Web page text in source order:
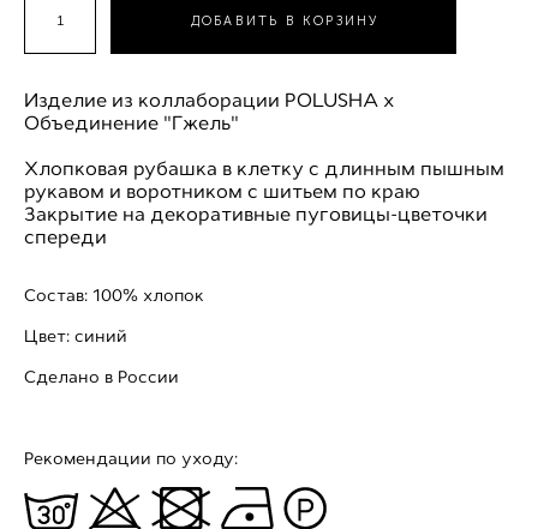
ДОБАВИТЬ В КОРЗИНУ
Изделие из коллаборации POLUSHA x
Объединение "Гжель"
Хлопковая рубашка в клетку с длинным пышным
рукавом и воротником с шитьем по краю
Закрытие на декоративные пуговицы-цветочки
спереди
Состав: 100% хлопок
Цвет: синий
Сделано в России
Рекомендации по уходу: